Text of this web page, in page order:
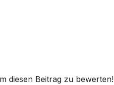
diesen Beitrag zu bewerten!